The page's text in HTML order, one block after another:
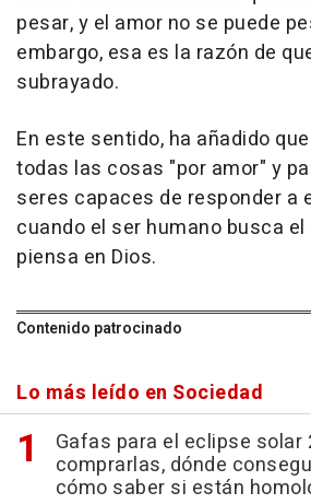
pesar, y el amor no se puede
embargo, esa es la razón de
subrayado.
En este sentido, ha añadido
todas las cosas "por amor" y
seres capaces de responder a
cuando el ser humano busca el
piensa en Dios.
Contenido patrocinado
Lo más leído en Sociedad
Gafas para el eclipse solar
comprarlas, dónde
cómo saber si están